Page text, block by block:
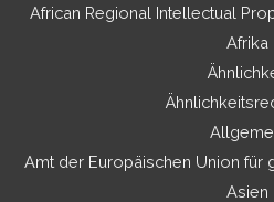
African Regional Intellectual
Afrika
Amt der Europäischen Union für
Asien